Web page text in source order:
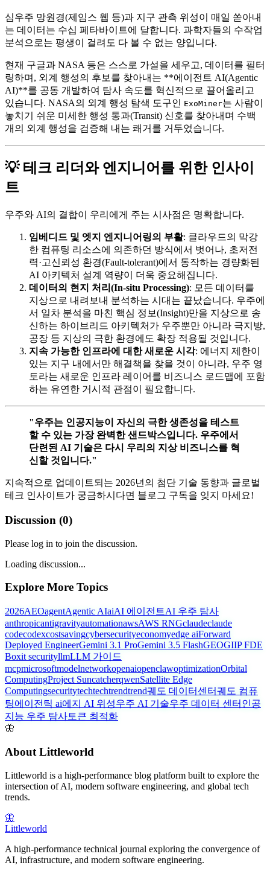
심우주 망원경(제임스 웹 등)과 지구 관측 위성이 매일 쏟아내
는 데이터는 수십 페타바이트에 달합니다. 과학자들의 수작업
분석으로는 평생이 걸려도 다 볼 수 없는 양입니다.
현재 구글과 NASA 등은 스스로 가설을 세우고, 데이터를 필터
링하며, 외계 행성의 후보를 찾아내는 **에이전트 AI(Agentic
AI)**를 공동 개발하여 탐사 속도를 혁신적으로 끌어올리고
있습니다. NASA의 외계 행성 탐색 도구인 ExoMiner는 사람이
놓치기 쉬운 미세한 행성 통과(Transit) 신호를 찾아내며 수백
개의 외계 행성을 검증해 내는 쾌거를 거두었습니다.
💡 테크 리더와 엔지니어를 위한 인사이
트
우주와 AI의 결합이 우리에게 주는 시사점은 명확합니다.
임베디드 및 엣지 엔지니어링의 부활: 클라우드의 막강
한 컴퓨팅 리소스에 의존하던 방식에서 벗어나, 초저전
력·고신뢰성 환경(Fault-tolerant)에서 동작하는 경량화된
AI 아키텍처 설계 역량이 더욱 중요해집니다.
데이터의 현지 처리(In-situ Processing): 모든 데이터를
지상으로 내려보내 분석하는 시대는 끝났습니다. 우주에
서 일차 분석을 마친 핵심 정보(Insight)만을 지상으로 송
신하는 하이브리드 아키텍처가 우주뿐만 아니라 극지방,
공장 등 지상의 극한 환경에도 확장 적용될 것입니다.
지속 가능한 인프라에 대한 새로운 시각: 에너지 제한이
있는 지구 내에서만 해결책을 찾을 것이 아니라, 우주 영
토라는 새로운 인프라 레이어를 비즈니스 로드맵에 포함
하는 유연한 거시적 관점이 필요합니다.
"우주는 인공지능이 자신의 극한 생존성을 테스트
할 수 있는 가장 완벽한 샌드박스입니다. 우주에서
단련된 AI 기술은 다시 우리의 지상 비즈니스를 혁
신할 것입니다."
지속적으로 업데이트되는 2026년의 첨단 기술 동향과 글로벌
테크 인사이트가 궁금하시다면 블로그 구독을 잊지 마세요!
Discussion (0)
Please log in to join the discussion.
Loading discussion...
Explore More Topics
2026AEOagentAgentic AIaiAI 에이전트AI 우주 탐사
anthropicantigravityautomationawsAWS RNGclaudeclaude
codecodexcostsavingcybersecurityeconomyedge aiForward
Deployed EngineerGemini 3.1 ProGemini 3.5 FlashGEOGIIP FDE
Boxit securityllmLLM 가이드
mcpmicrosoftmodelnetworkopenaiopenclawoptimizationOrbital
ComputingProject SuncatcherqwenSatellite Edge
Computingsecuritytechtechtrendtrend궤도 데이터센터궤도 컴퓨
팅에이전틱 ai에지 AI 위성우주 AI 기술우주 데이터 센터 인공
지능 우주 탐사토큰 최적화
🦋
About Littleworld
Littleworld is a high-performance blog platform built to explore the
intersection of AI, modern software engineering, and global tech
trends.
🦋
Littleworld
A high-performance technical journal exploring the convergence of
AI, infrastructure, and modern software engineering.